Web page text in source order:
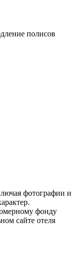
полисов
фотографии и
фонду
сайте отеля